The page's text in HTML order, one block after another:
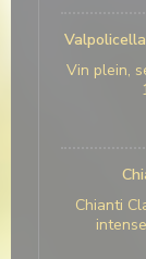
Vin plein,
Chianti